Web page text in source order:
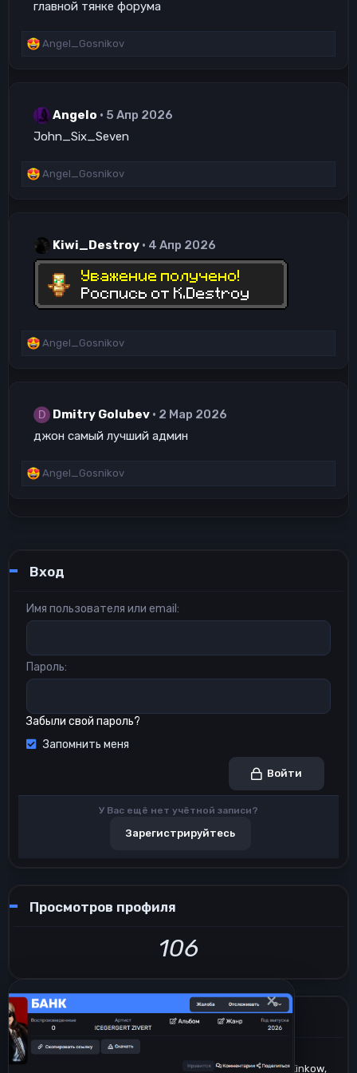
главной тянке форума
Р
и
:
Angel_Gosnikov
Angelo
5 Апр 2026
John_Six_Seven
Р
и
и
Angel_Gosnikov
Kiwi_Destroy 4 Апр 2026
Р
и
:
Angel_Gosnikov
D Dmitry Golubev
2 Мар 2026
джон самый лучший админ
Р
:
Angel_Gosnikov
Вход
Имя пользователя или email
Пароль
Забыли свой пароль?
Запомнить меня
Войти
У Вас ещё нет учётной записи?
Зарегистрируйтесь
Просмотров профиля
106
Недавние просмотры
Sam_Rich
Dmitry Medvedev
Lorenzo Gosnikov Sanya_Xinkow
×